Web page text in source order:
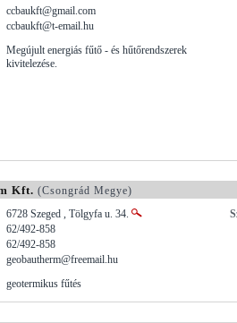
ccbaukft@gmail.com
ccbaukft@t-email.hu
Megújult energiás fűtő - és hűtőrendszerek
kivitelezése.
Kft. (Csongrád Megye)
6728 Szeged , Tölgyfa u. 34.
62/492-858
62/492-858
geobautherm@freemail.hu
geotermikus fűtés